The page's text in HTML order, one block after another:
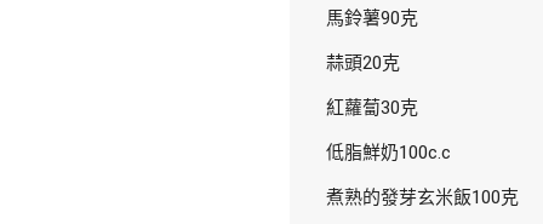
馬鈴薯90克
蒜頭20克
紅蘿蔔30克
低脂鮮奶100c.c
煮熟的發芽玄米飯100克